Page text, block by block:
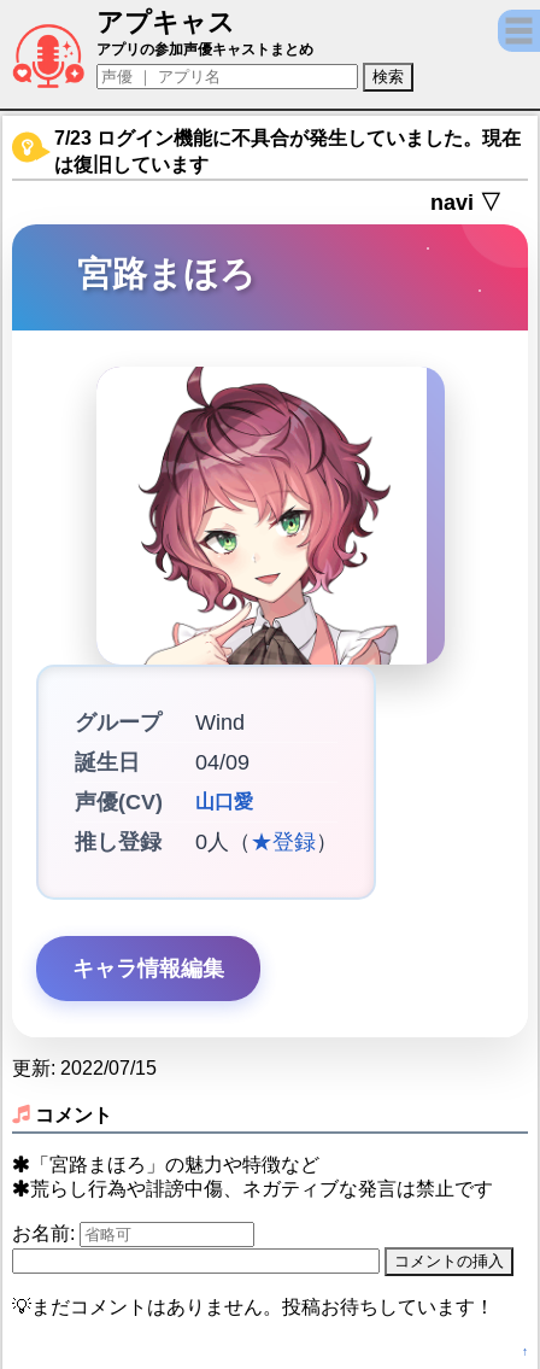
アプキャス
宮路まほろ（声優：山口愛)【CUE! -See
アプリの参加声優キャストまとめ
7/23 ログイン機能に不具合が発生していました。現在
は復旧しています
navi ▽
宮路まほろ
グループ
Wind
誕生日
04/09
声優(CV)
山口愛
推し登録 0人（ ★登録）
キャラ情報編集
更新: 2022/07/15
コメント
「宮路まほろ」の魅力や特徴など
荒らし行為や誹謗中傷、ネガティブな発言は禁止です
お名前:
💡まだコメントはありません。投稿お待ちしています！
↑